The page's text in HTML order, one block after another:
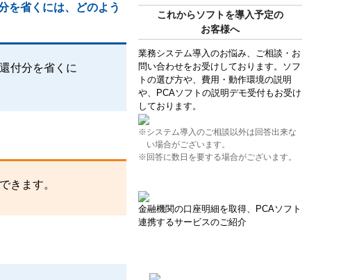
これからソフトを導入予定の
お客様へ
業務システム導入のお悩み、ご相談・お
問い合わせをお受けしております。ソフ
トの選び方や、費用・動作環境の説明
や、PCAソフトの説明デモ受付もお受け
しております。
※システム導入のご相談以外は回答出来な
い場合がございます。
※回答に数日を要する場合がございます。
金融機関の口座明細を取得、PCAソフト
連携するサービスのご紹介
を省くには、どのよう
付分を省くに
きます。